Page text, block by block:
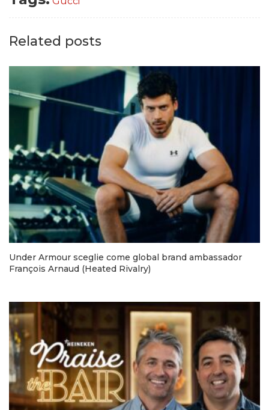
Related posts
Under Armour sceglie come global brand ambassador
François Arnaud (Heated Rivalry)